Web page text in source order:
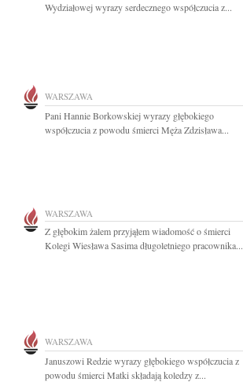
Wydziałowej wyrazy serdecznego współczucia z...
WARSZAWA
Pani Hannie Borkowskiej wyrazy głębokiego
współczucia z powodu śmierci Męża Zdzisława...
WARSZAWA
Z głębokim żalem przyjąłem wiadomość o śmierci
Kolegi Wiesława Sasima długoletniego pracownika...
WARSZAWA
Januszowi Redzie wyrazy głębokiego współczucia z
powodu śmierci Matki składają koledzy z...